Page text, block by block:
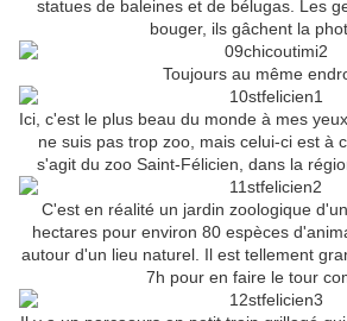
statues de baleines et de bélugas. Les
bouger, ils gâchent la
Toujours au même
Ici, c'est le plus beau du monde à mes
ne suis pas trop zoo, mais celui-ci est à
s'agit du zoo Saint-Félicien, dans la
C'est en réalité un jardin zoologique
hectares pour environ 80 espèces
autour d'un lieu naturel. Il est tellement
7h pour en faire le tour